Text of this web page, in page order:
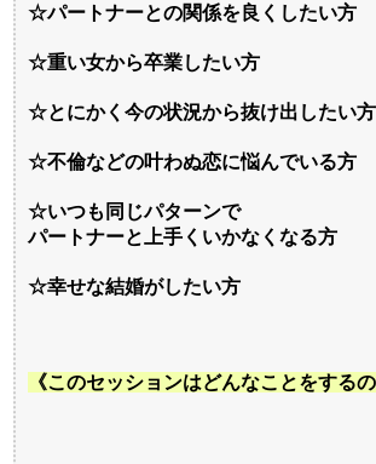
☆パートナーとの関係を良くしたい方
☆重い女から卒業したい方
☆とにかく今の状況から抜け出したい方
☆不倫などの叶わぬ恋に悩んでいる方
☆いつも同じパターンで
パートナーと上手くいかなくなる方
☆幸せな結婚がしたい方
《このセッションはどんなことをするの